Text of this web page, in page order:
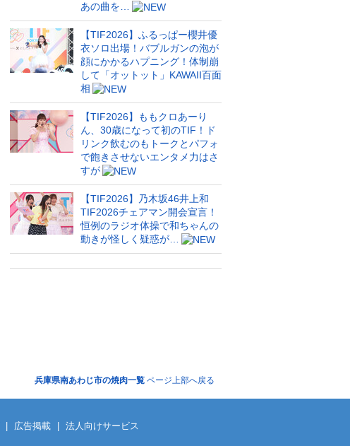
あの曲を…
【TIF2026】ふるっぱー櫻井優
衣ソロ出場！バブルガンの泡が
顔にかかるハプニング！体制崩
して「オットット」KAWAII百面
相
【TIF2026】ももクロあーり
ん、30歳になって初のTIF！ド
リンク飲むのもトークとパフォ
で飽きさせないエンタメ力はさ
すが
【TIF2026】乃木坂46井上和
TIF2026チェアマン開会宣言！
恒例のラジオ体操で和ちゃんの
動きが怪しく疑惑が…
兵庫県南あわじ市の焼肉一覧 ページ上部へ戻る
広告掲載 法人向けサービス